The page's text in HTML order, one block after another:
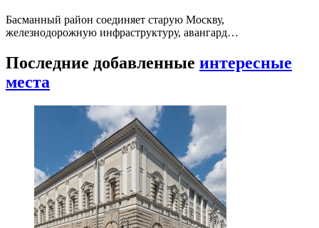
Басманный район соединяет старую Москву,
железнодорожную инфраструктуру, авангард…
Последние добавленные интересные
места